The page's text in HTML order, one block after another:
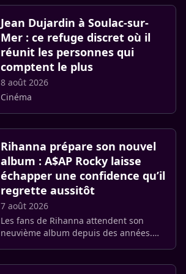
Jean Dujardin à Soulac-sur-
Mer : ce refuge discret où il
réunit les personnes qui
comptent le plus
8 août 2026
Cinéma
Rihanna prépare son nouvel
album : A$AP Rocky laisse
échapper une confidence qu’il
regrette aussitôt
7 août 2026
Les fans de Rihanna attendent son
neuvième album depuis des années.